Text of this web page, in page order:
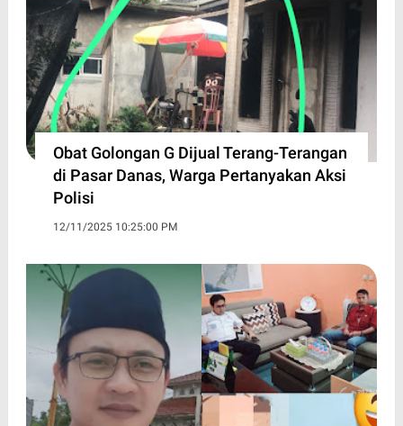
Obat Golongan G Dijual Terang-Terangan
di Pasar Danas, Warga Pertanyakan Aksi
Polisi
12/11/2025 10:25:00 PM